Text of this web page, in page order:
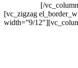
[/
[vc_zigzag
width=”9/